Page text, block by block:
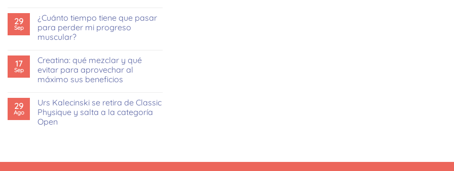
comentarios
en
Mr.
Olympia
Lunsford
reafirma
su
reinado
y
hace
historia
en
Classic
29
Sep
¿Cuánto tiempo tiene que pasar
para perder mi progreso
muscular?
comentarios
en
¿Cuánto
tiempo
pasar
para
perder
mi
progreso
17
Sep
Creatina: qué mezclar y qué
evitar para aprovechar al
máximo sus beneficios
comentarios
en
Creatina:
qué
mezclar
aprovechar
29
Ago
Urs Kalecinski se retira de Classic
Physique y salta a la categoría
Open
Kalecinski